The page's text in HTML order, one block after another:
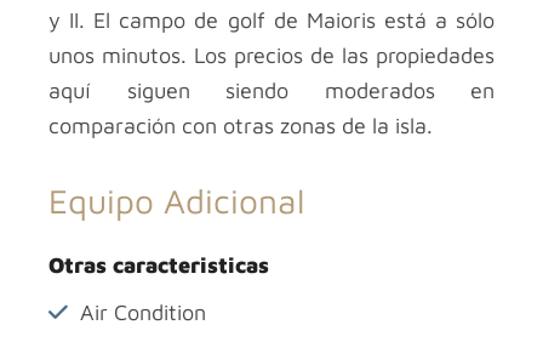
y II. El campo de golf de Maioris está a sólo
unos minutos. Los precios de las propiedades
aquí siguen siendo moderados en
comparación con otras zonas de la isla.
Equipo Adicional
Otras caracteristicas
Air Condition